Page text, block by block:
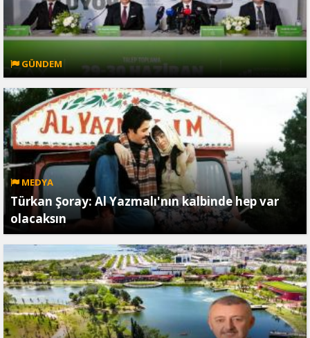
GÜNDEM
MEDYA
Türkan Şoray: Al Yazmalı'nın kalbinde hep var
olacaksın